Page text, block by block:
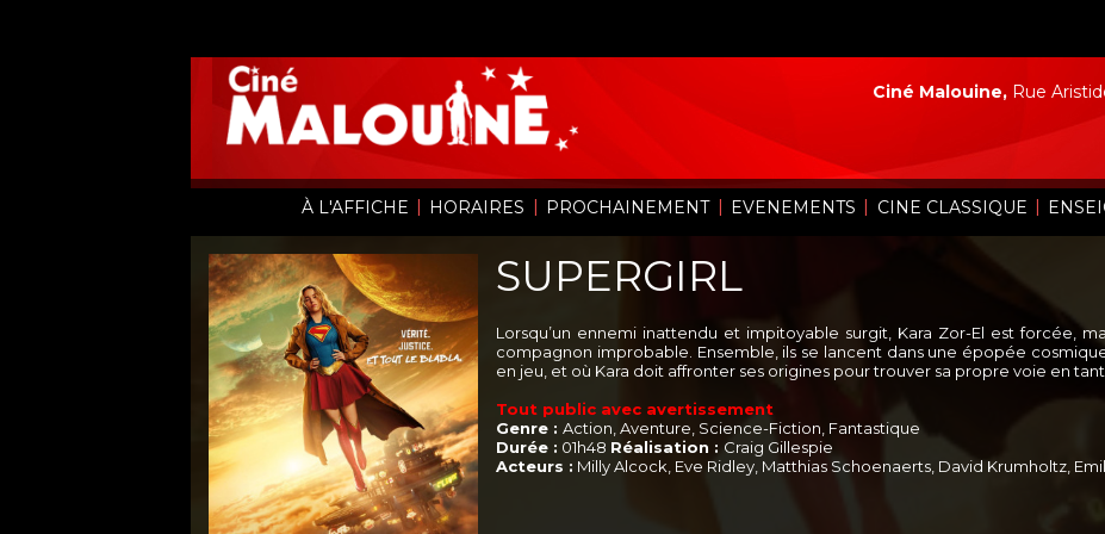
À L'AFFICHE | HORAIRES | PROCHAINEMENT | EVENEMENTS | CINE CLASSIQUE |
Ciné Malouine, Rue
SUPERGIRL
Lorsqu’un ennemi inattendu et impitoyable surgit, Kara Zor-El est forcée,
compagnon improbable. Ensemble, ils se lancent dans une épopée
en jeu, et où Kara doit affronter ses origines pour trouver sa propre voie en tant
Tout public avec avertissement
Genre : Action, Aventure, Science-Fiction, Fantastique
Durée : 01h48 Réalisation : Craig Gillespie
Acteurs : Milly Alcock, Eve Ridley, Matthias Schoenaerts, David Krumholtz,